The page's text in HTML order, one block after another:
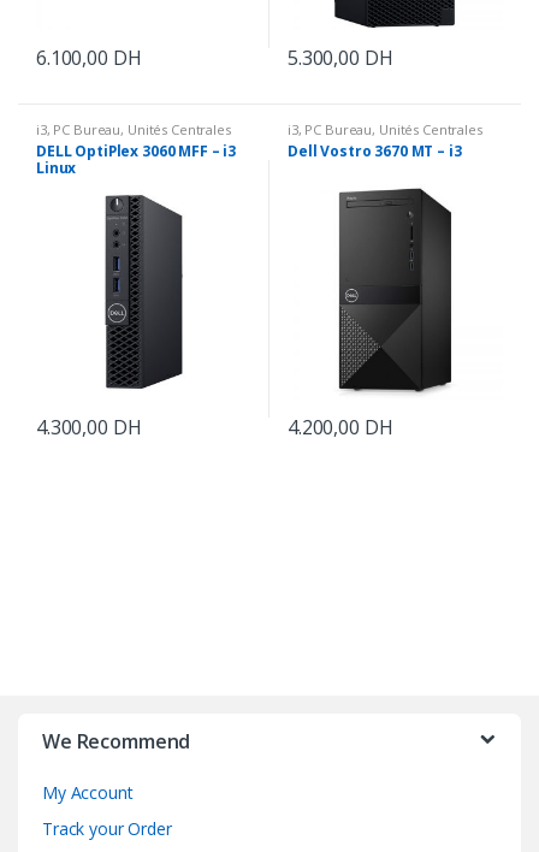
6.100,00 DH 5.300,00 DH
i3, PC Bureau, Unités Centrales
DELL OptiPlex 3060 MFF – i3
Linux
4.300,00 DH
i3, PC Bureau, Unités Centrales
Dell Vostro 3670 MT – i3
4.200,00 DH
We Recommend
My Account
Track your Order